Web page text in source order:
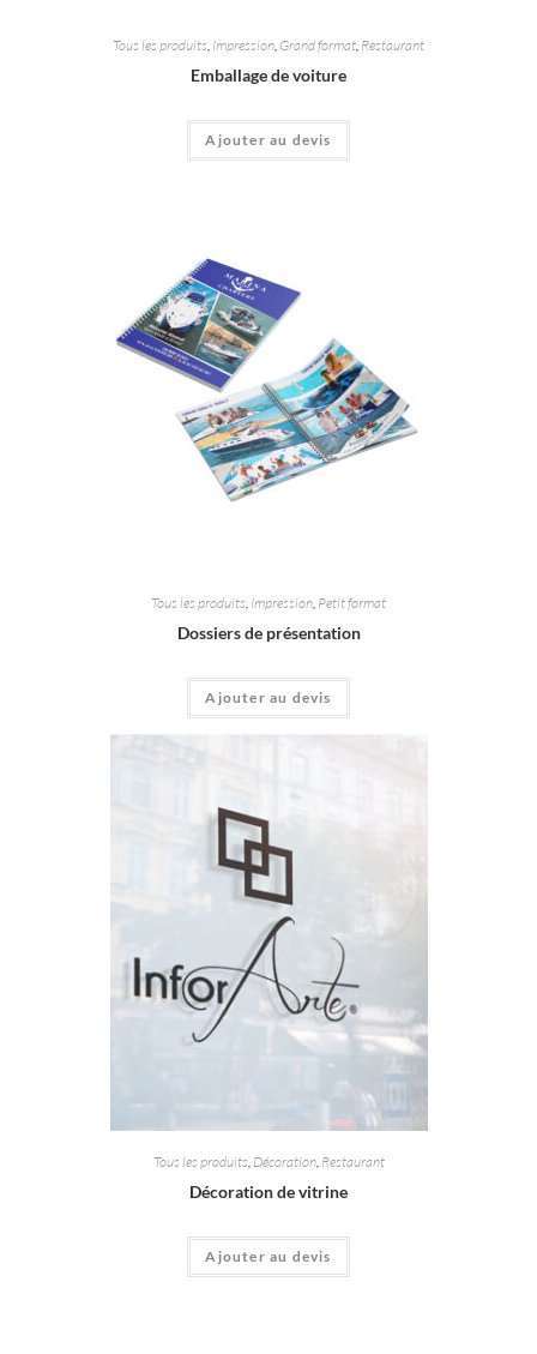
Tous les produits Impression Grand format Restaurant
Emballage de voiture
Ajouter au devis
Tous les produits, Impression, Petit format
Dossiers de présentation
Ajouter au devis
Tous les produits Décoration, Restaurant
Décoration de vitrine
Ajouter au devis